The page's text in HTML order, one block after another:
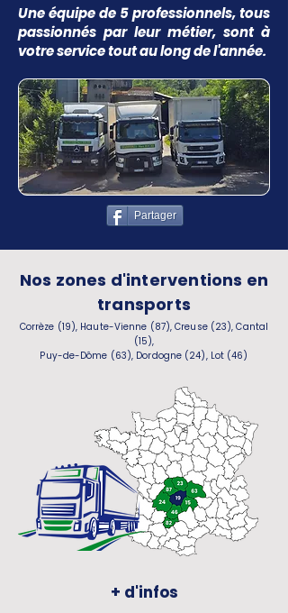
Une équipe de 5 professionnels, tous
passionnés par leur métier, sont à
votre service tout au long de l'année.
Partager
Nos zones d'interventions en
transports
Corrèze (19), Haute-Vienne (87), Creuse (23), Cantal
(15),
Puy-de-Dôme (63), Dordogne (24), Lot (46)
+ d'infos